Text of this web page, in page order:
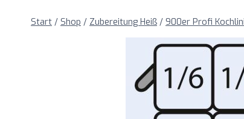
Start / Shop / Zubereitung Heiß / 900er Profi